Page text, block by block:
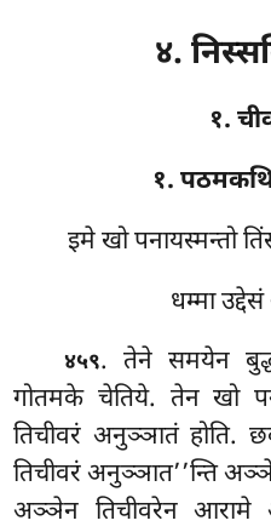
४.
१.
१.
इमेखो पनायस्मन्तो
धम्मा
४५९. तेनेसमयेन
गोतमके चेतिये. तेन खो
तिचीवरं अनुञ्ञातं होति.
तिचीवरं अनुञ्ञात’’न्ति
अञ्ञेन तिचीवरेन आरामे